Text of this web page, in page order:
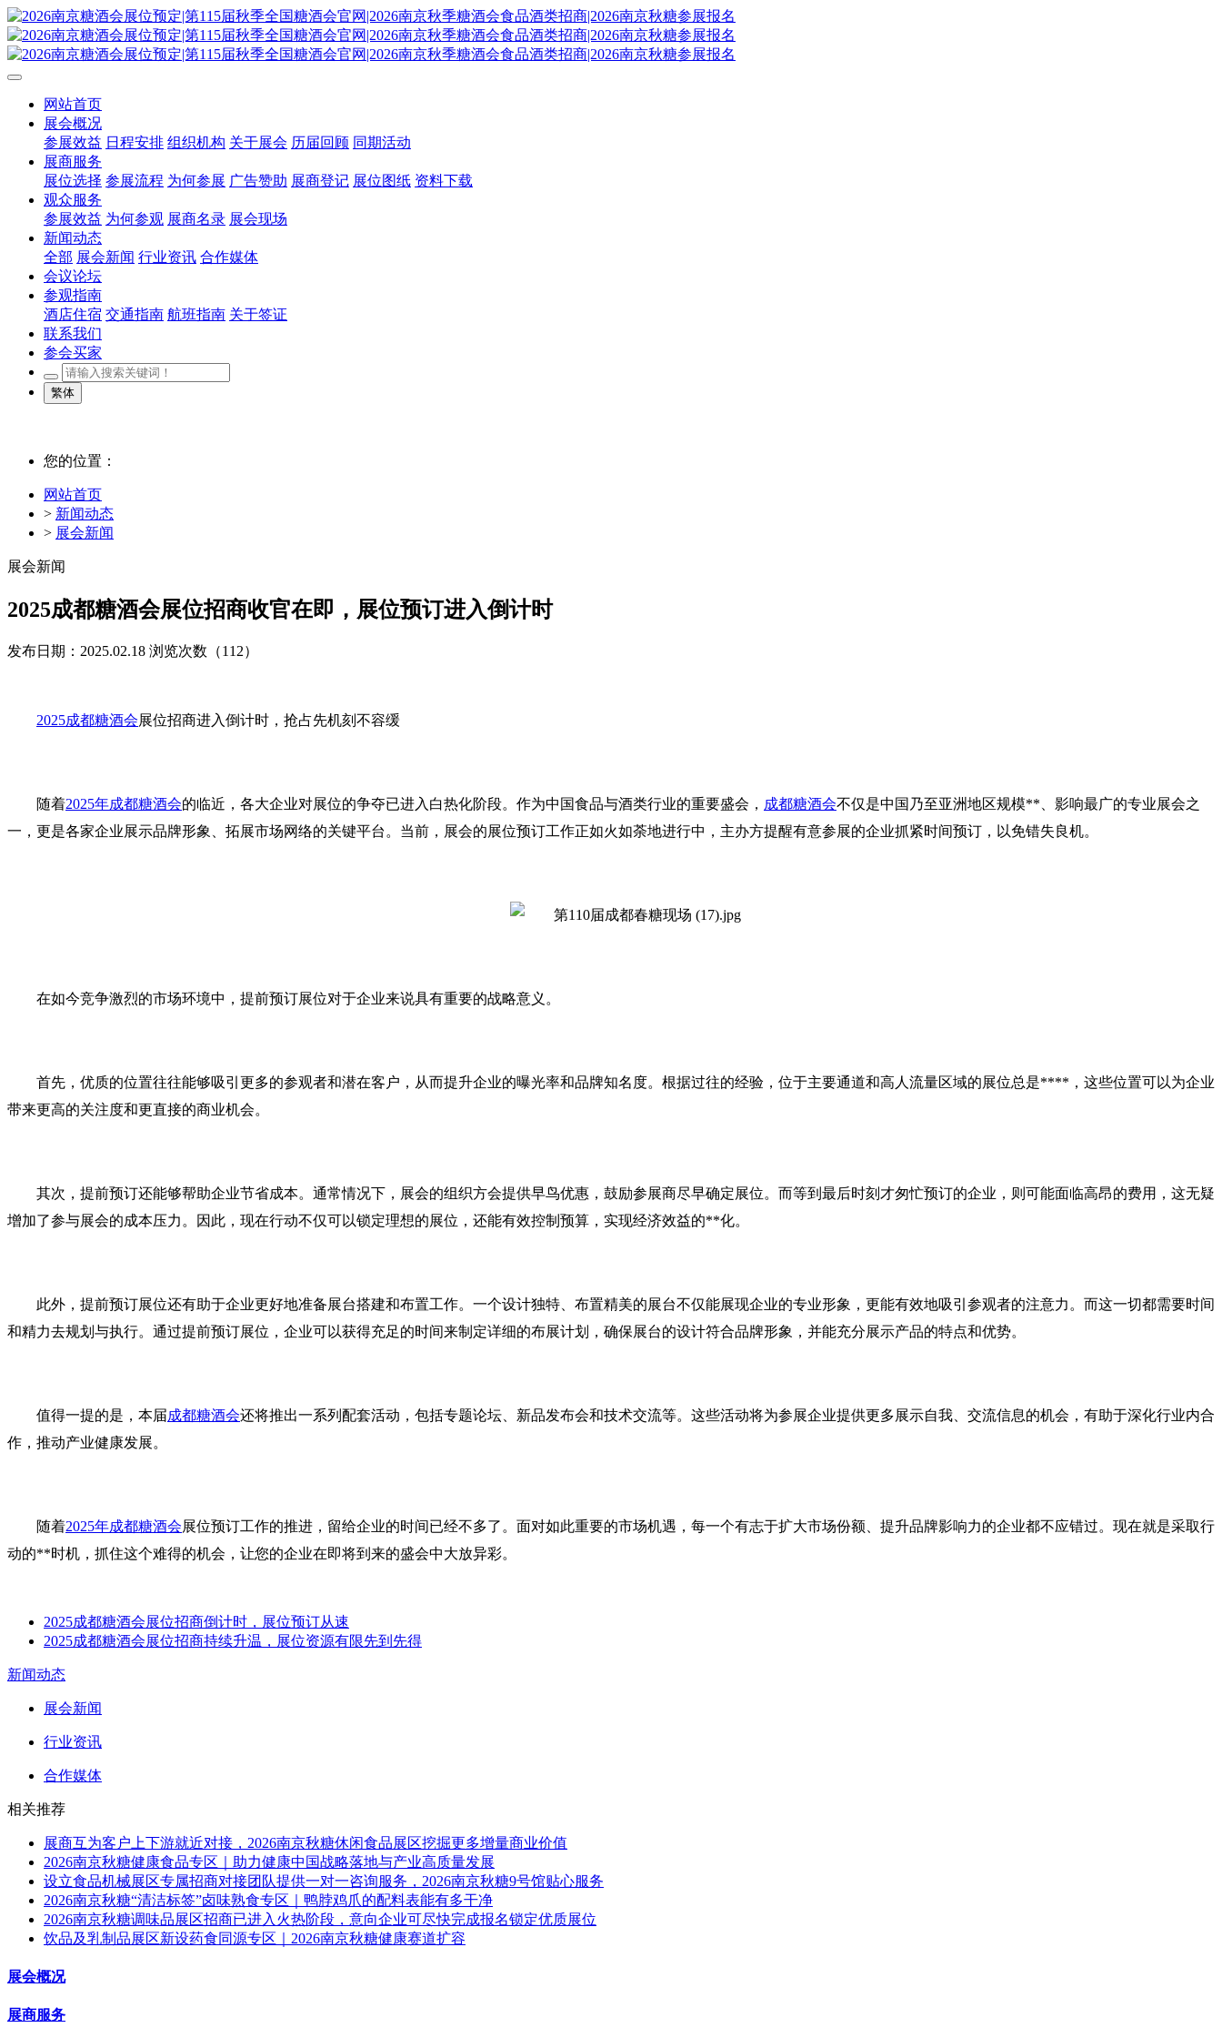
网站首页
展会概况
参展效益 日程安排 组织机构 关于展会 历届回顾 同期活动
展商服务
展位选择 参展流程 为何参展 广告赞助 展商登记 展位图纸 资料下载
观众服务
参展效益 为何参观 展商名录 展会现场
新闻动态
全部 展会新闻 行业资讯 合作媒体
会议论坛
参观指南
酒店住宿 交通指南 航班指南 关于签证
联系我们
参会买家
繁体
您的位置：
网站首页
> 新闻动态
> 展会新闻
展会新闻
2025成都糖酒会展位招商收官在即，展位预订进入倒计时
发布日期：2025.02.18 浏览次数（112）
2025成都糖酒会展位招商进入倒计时，抢占先机刻不容缓
随着2025年成都糖酒会的临近，各大企业对展位的争夺已进入白热化阶段。作为中国食品与酒类行业的重要盛会， 成都糖酒会不仅是中国乃至亚洲地区规模**、影响最广的专业展会之
一，更是各家企业展示品牌形象、拓展市场网络的关键平台。当前，展会的展位预订工作正如火如荼地进行中，主办方提醒有意参展的企业抓紧时间预订，以免错失良机。
在如今竞争激烈的市场环境中，提前预订展位对于企业来说具有重要的战略意义。
首先，优质的位置往往能够吸引更多的参观者和潜在客户，从而提升企业的曝光率和品牌知名度。根据过往的经验，位于主要通道和高人流量区域的展位总是****，这些位置可以为企业
带来更高的关注度和更直接的商业机会。
其次，提前预订还能够帮助企业节省成本。通常情况下，展会的组织方会提供早鸟优惠，鼓励参展商尽早确定展位。而等到最后时刻才匆忙预订的企业，则可能面临高昂的费用，这无疑
增加了参与展会的成本压力。因此，现在行动不仅可以锁定理想的展位，还能有效控制预算，实现经济效益的**化。
此外，提前预订展位还有助于企业更好地准备展台搭建和布置工作。一个设计独特、布置精美的展台不仅能展现企业的专业形象，更能有效地吸引参观者的注意力。而这一切都需要时间
和精力去规划与执行。通过提前预订展位，企业可以获得充足的时间来制定详细的布展计划，确保展台的设计符合品牌形象，并能充分展示产品的特点和优势。
值得一提的是，本届成都糖酒会还将推出一系列配套活动，包括专题论坛、新品发布会和技术交流等。这些活动将为参展企业提供更多展示自我、交流信息的机会，有助于深化行业内合
作，推动产业健康发展。
随着2025年成都糖酒会展位预订工作的推进，留给企业的时间已经不多了。面对如此重要的市场机遇，每一个有志于扩大市场份额、提升品牌影响力的企业都不应错过。现在就是采取行
动的**时机，抓住这个难得的机会，让您的企业在即将到来的盛会中大放异彩。
2025成都糖酒会展位招商倒计时，展位预订从速
2025成都糖酒会展位招商持续升温，展位资源有限先到先得
新闻动态
展会新闻
行业资讯
合作媒体
相关推荐
展商互为客户上下游就近对接，2026南京秋糖休闲食品展区挖掘更多增量商业价值
2026南京秋糖健康食品专区｜助力健康中国战略落地与产业高质量发展
设立食品机械展区专属招商对接团队提供一对一咨询服务，2026南京秋糖9号馆贴心服务
2026南京秋糖“清洁标签”卤味熟食专区｜鸭脖鸡爪的配料表能有多干净
2026南京秋糖调味品展区招商已进入火热阶段，意向企业可尽快完成报名锁定优质展位
饮品及乳制品展区新设药食同源专区｜2026南京秋糖健康赛道扩容
展会概况
展商服务